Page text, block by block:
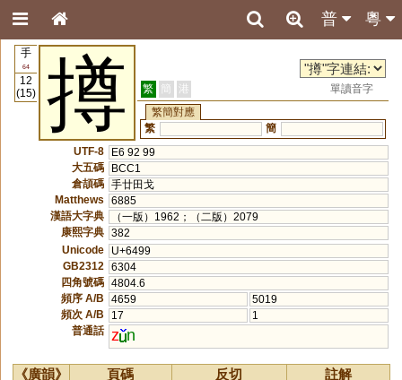
粵
普
手
64
12
(15)
撙 繁 簡 港
單讀音字
繁簡對應
繁
簡
UTF-8
E6 92 99
大五碼
BCC1
倉頡碼 手廿田戈
Matthews
6885
漢語大字典
（一版）1962；（二版）2079
康熙字典 382
Unicode
U+6499
GB2312
6304
四角號碼 4804.6
頻序 A/B
4659
5019
頻次 A/B
17
1
普通話 z n
《廣韻》 頁碼 反切
註解